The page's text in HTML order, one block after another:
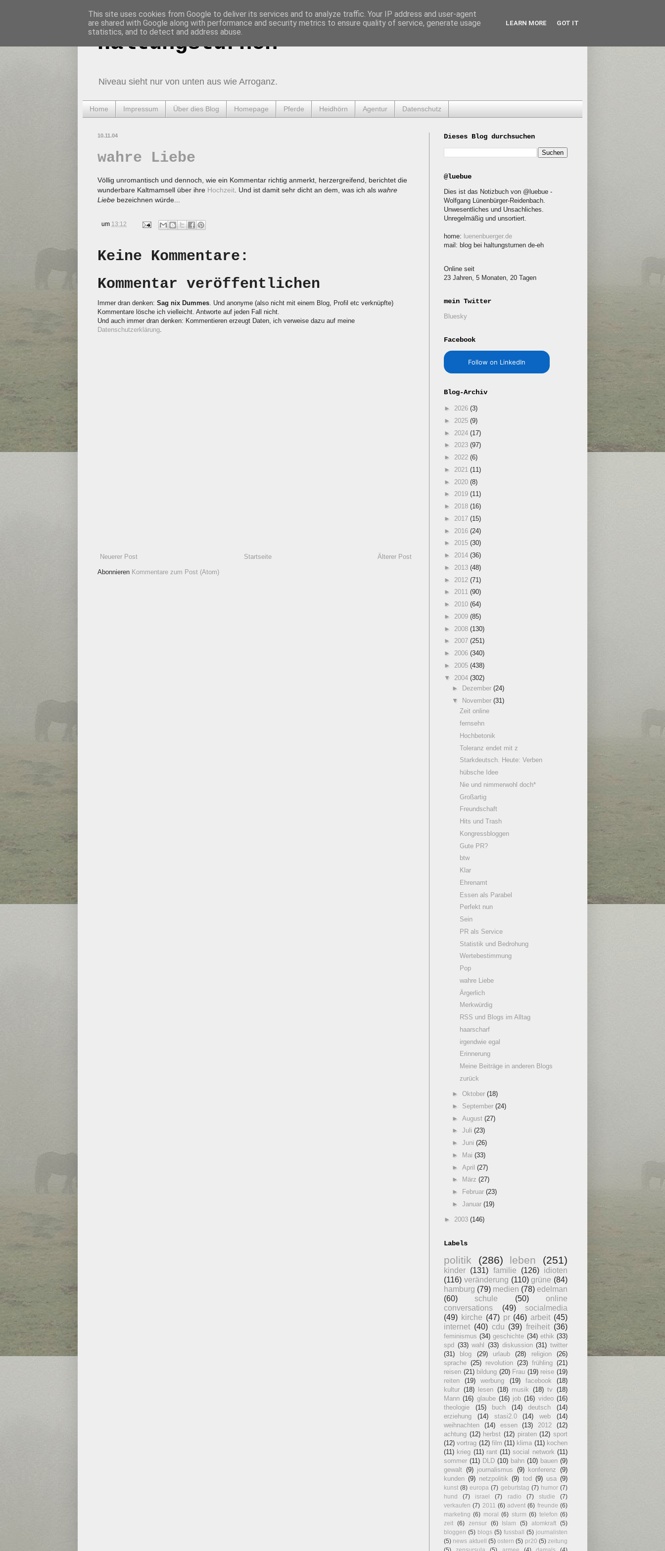
Haltungsturnen
Niveau sieht nur von unten aus wie Arroganz.
Home Impressum Über dies Blog Homepage Pferde Heidhörn Agentur Datenschutz
10.11.04
wahre Liebe
Völlig unromantisch und dennoch, wie ein Kommentar richtig anmerkt, herzergreifend, berichtet die
wunderbare Kaltmamsell über ihre Hochzeit . Und ist damit sehr dicht an dem, was ich als wahre
Liebe bezeichnen würde...
um 13:12
Keine Kommentare:
Kommentar veröffentlichen
Immer dran denken: Sag nix Dummes. Und anonyme (also nicht mit einem Blog, Profil etc verknüpfte)
Kommentare lösche ich vielleicht. Antworte auf jeden Fall nicht.
Und auch immer dran denken: Kommentieren erzeugt Daten, ich verweise dazu auf meine
Datenschutzerklärung.
Neuerer Post Älterer Post
Startseite
Abonnieren Kommentare zum Post (Atom)
Dieses Blog durchsuchen
@luebue
Dies ist das Notizbuch von @luebue -
Wolfgang Lünenbürger-Reidenbach.
Unwesentliches und Unsachliches.
Unregelmäßig und unsortiert.
home: luenenbuerger.de
mail: blog bei haltungsturnen de-eh
Online seit
23 Jahren, 5 Monaten, 20 Tagen
mein Twitter
Bluesky
Facebook
Follow on LinkedIn
Blog-Archiv
► 2026 (3)
► 2025 (9)
► 2024 (17)
► 2023 (97)
► 2022 (6)
► 2021 (11)
► 2020 (8)
► 2019 (11)
► 2018 (16)
► 2017 (15)
► 2016 (24)
► 2015 (30)
► 2014 (36)
► 2013 (48)
► 2012 (71)
► 2011 (90)
► 2010 (64)
► 2009 (85)
► 2008 (130)
► 2007 (251)
► 2006 (340)
► 2005 (438)
▼ 2004 (302)
►
Dezember (24)
▼
November (31)
Zeit online
fernsehn
Hochbetonik
Toleranz endet mit z
Starkdeutsch. Heute: Verben
hübsche Idee
Nie und nimmerwohl doch*
Großartig
Freundschaft
Hits und Trash
Kongressbloggen
Gute PR?
btw
Klar
Ehrenamt
Essen als Parabel
Perfekt nun
Sein
PR als Service
Statistik und Bedrohung
Wertebestimmung
Pop
wahre Liebe
Ärgerlich
Merkwürdig
RSS und Blogs im Alltag
haarscharf
irgendwie egal
Erinnerung
Meine Beiträge in anderen Blogs
zurück
► Oktober (18)
► September (24)
► August (27)
► Juli (23)
► Juni (26)
►
Mai (33)
► April (27)
►
März (27)
►
Februar (23)
► Januar (19)
► 2003 (146)
Labels
politik (286) leben (251)
kinder (131) familie (126)
idioten
(116) veränderung (110) grüne (84)
hamburg (79) medien (78) edelman
(60)
schule (50)
online
conversations
(49)
socialmedia
(49) kirche (47) pr (46) arbeit (45)
internet (40) cdu (39) freiheit (36)
feminismus (34) geschichte (34) ethik (33)
spd (33) wahl (33) diskussion (31) twitter
(31)
blog (29) urlaub (28) religion
(26)
sprache (25) revolution (23) frühling (21)
reisen (21) bildung (20) Frau (19) reise (19)
reiten
(19) werbung (19) facebook
(18)
kultur (18) lesen (18) musik (18) tv
(18)
Mann (16) glaube (16) job (16) video (16)
theologie
(15) buch (14) deutsch
(14)
erziehung
(14) stasi2.0 (14) web
(14)
weihnachten
(14) essen (13) 2012
(12)
achtung (12) herbst (12) piraten (12) sport
(12) vortrag (12) film (11) klima (11) kochen
(11) krieg (11) rant (11) social network (11)
sommer (11) DLD (10) bahn (10) bauen (9)
gewalt (9) journalismus (9) konferenz
(9)
kunden (9) netzpolitik (9) tod (9) usa (9)
kunst (8) europa (7) geburtstag (7) humor (7)
hund
(7) israel (7) radio (7) studie
(7)
verkaufen (7) 2011 (6) advent (6) freunde (6)
marketing (6) moral (6) sturm (6) telefon (6)
zeit
(6) zensur (6) Islam (5) atomkraft
(5)
bloggen (5) blogs (5) fussball (5) journalisten
(5) news aktuell (5) ostern (5) pr20 (5) zeitung
This site uses cookies from Google to deliver its services and to analyze traffic. Your IP address and user-agent
are shared with Google along with performance and security metrics to ensure quality of service, generate usage
statistics, and to detect and address abuse.
LEARN MORE GOT IT